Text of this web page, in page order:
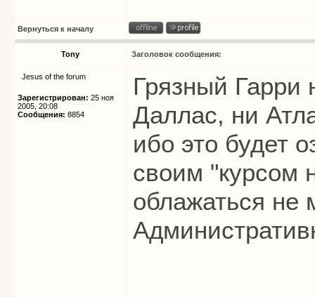
Вернуться к началу
Tony Заголовок сообщения:
Jesus of the forum
Зарегистрирован: 25 ноя
2005, 20:08
Сообщения: 8854
Грязный Гарри
Даллас, ни
ибо это будет
своим "курсом
облажаться не